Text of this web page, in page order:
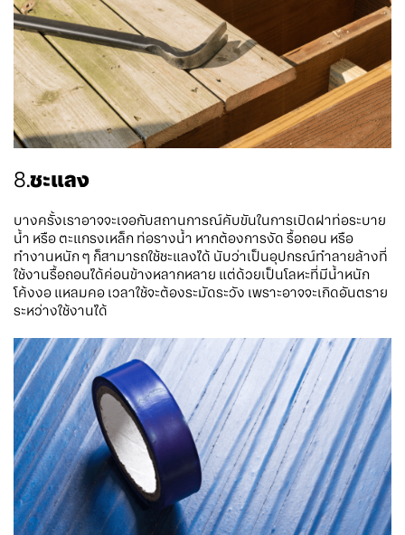
8.ชะแลง
บางครั้งเราอาจจะเจอกับสถานการณ์คับขันในการเปิดฝาท่อระบาย
น้ำ หรือ ตะแกรงเหล็ก ท่อรางน้ำ หากต้องการงัด รื้อถอน หรือ
ทำงานหนัก ๆ ก็สามารถใช้ชะแลงได้ นับว่าเป็นอุปกรณ์ทำลายล้างที่
ใช้งานรื้อถอนได้ค่อนข้างหลากหลาย แต่ด้วยเป็นโลหะที่มีน้ำหนัก
โค้งงอ แหลมคอ เวลาใช้จะต้องระมัดระวัง เพราะอาจจะเกิดอันตราย
ระหว่างใช้งานได้